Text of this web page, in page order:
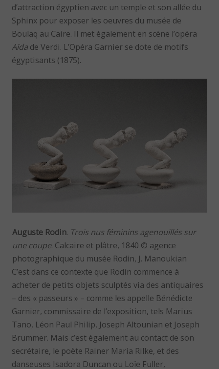
d’attraction égyptien avec un temple et son allée du
Sphinx pour exposer les oeuvres du musée de
Boulaq au Caire. Il met également en scène l’opéra
Aïda de Verdi. L’Opéra Garnier se dote de motifs
égyptisants (1875).
Auguste Rodin. Trois nus féminins agenouillés sur
une coupe. Calcaire et plâtre, 1840 © agence
photographique du musée Rodin, J. Manoukian
C’est dans ce contexte que Rodin commence à
acheter de petits objets sculptés via des antiquaires
– des « passeurs » – comme les appelle Bénédicte
Garnier, commissaire de l’exposition, tels Marius
Tano, Léon Paul Philip, Joseph Altounian et Joseph
Brummer. Mais c’est également au contact de son
secrétaire, le poète Rainer Maria Rilke, et des
danseuses Isadora Duncan ou Loïe Fuller,